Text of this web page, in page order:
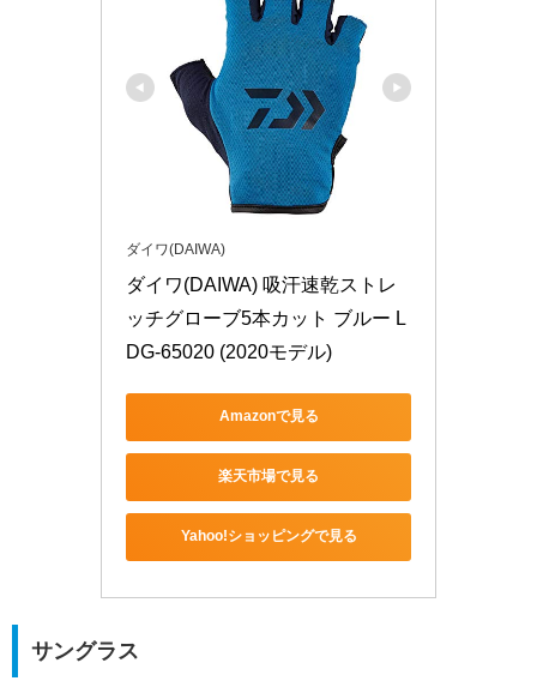
ダイワ(DAIWA)
ダイワ(DAIWA) 吸汗速乾ストレ
ッチグローブ5本カット ブルー L
DG-65020 (2020モデル)
Amazonで見る
楽天市場で見る
Yahoo!ショッピングで見る
サングラス